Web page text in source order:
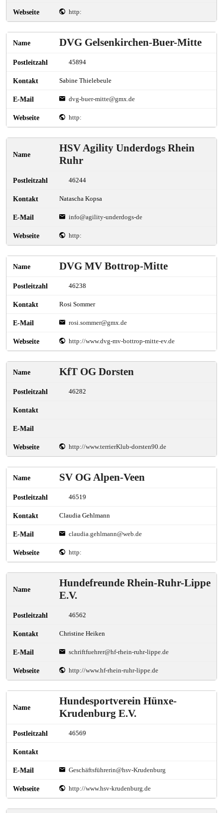
http:
DVG Gelsenkirchen-Buer-Mitte
45894
Sabine Thielebeule
dvg-buer-mitte@gmx.de
http:
HSV Agility Underdogs Rhein
Ruhr
46244
Natascha Kopsa
info@agility-underdogs-de
http:
DVG MV Bottrop-Mitte
46238
Rosi Sommer
rosi.sommer@gmx.de
http://www.dvg-mv-bottrop-mitte-ev.de
KfT OG Dorsten
46282
http://www.terrierKlub-dorsten90.de
SV OG Alpen-Veen
46519
Claudia Gehlmann
claudia.gehlmann@web.de
http:
Hundefreunde Rhein-Ruhr-Lippe
E.V.
46562
Christine Heiken
schriftfuehrer@hf-rhein-ruhr-lippe.de
http://www.hf-rhein-ruhr-lippe.de
Hundesportverein Hünxe-
Krudenburg E.V.
46569
Geschäftsführerin@hsv-Krudenburg
http://www.hsv-krudenburg.de